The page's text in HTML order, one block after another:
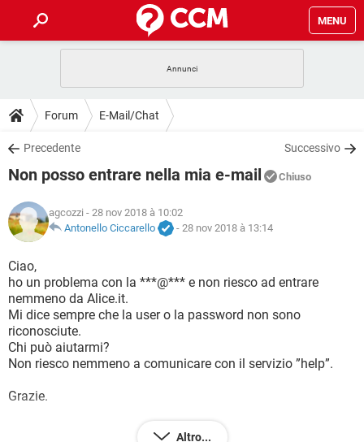
MENU
INTRATTENIMENTO
iOS
INSTAGRAM WHATSAPP
TIKTOK
HARDWARE
GUIDE
COVID-19
INSTAGRAM
TIKTOK
HARDWARE
DOWNLOAD
COVID-19 GAMING
INTRATTENIMENTO
iOS WINDOWS 10
INSTAGRAM
TIKTOK FACEBOOK
HARDWARE
FORUM
COVID-19
INTRATTENIMENTO
iOS
INSTAGRAM
TIKTOK
HARDWARE
GLOSSARIO
COVID-19
INTRATTENIMENTO ANDROID
iOS WINDOWS 10
INSTAGRAM
TIKTOK FACEBOOK
HARDWARE
Forum E-Mail/Chat
Precedente Successivo
Non posso entrare nella mia e-mail Chiuso
agcozzi - 28 nov 2018 à 10:02
Antonello Ciccarello
- 28 nov 2018 à 13:14
Ciao,
ho un problema con la ***@*** e non riesco ad entrare
nemmeno da Alice.it.
Mi dice sempre che la user o la password non sono
riconosciute.
Chi può aiutarmi?
Non riesco nemmeno a comunicare con il servizio ”help”.
Grazie.
Altro...